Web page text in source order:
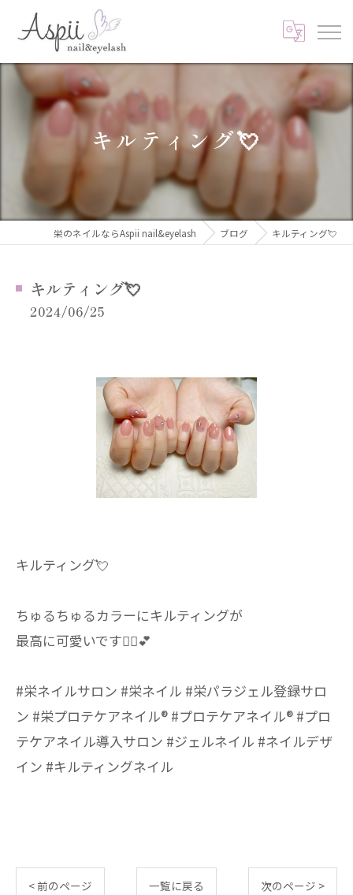
キルティング💘
栄のネイルならAspii nail&eyelash ブログ キルティング💘
キルティング💘
2024/06/25
キルティング💘
ちゅるちゅるカラーにキルティングが
最高に可愛いです🤦‍♀️︎💕︎
#栄ネイルサロン #栄ネイル #栄パラジェル登録サロ
ン #栄プロテケアネイル®︎ #プロテケアネイル®︎ #プロ
テケアネイル導入サロン #ジェルネイル #ネイルデザ
イン #キルティングネイル
< 前のページ 一覧に戻る 次のページ >